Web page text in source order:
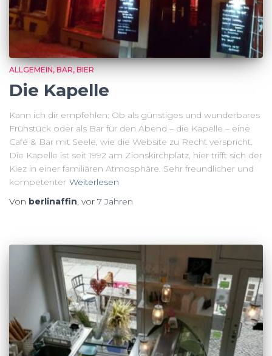
ALLGEMEIN BAR BIER
Die Kapelle
Kann ich dir empfehlen: Ob als günstiges und wunderbares
Frühstück oder als Bar für den Abend – die Kapelle – eine
Café & Bar mit Seele, wie die Website zu Recht verspricht.
Die Kapelle ist seit 1992 am Zionskirchplatz, hier trifft sich der
Kiez in einer familiären Atmosphäre. Sehr freundlicher und
kompetenter Weiterlesen
Von berlinaffin, vor 7 Jahren